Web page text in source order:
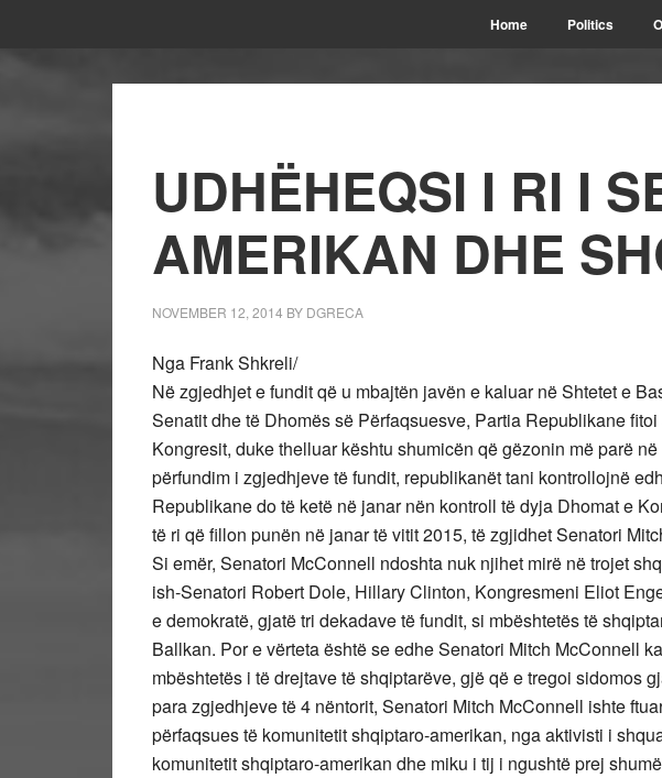
Home Politics
UDHËHEQSI I RI I
AMERIKAN DHE
NOVEMBER 12, 2014 BY DGRECA
Nga Frank Shkreli/
Në zgjedhjet e fundit që u mbajtën javën e kaluar në Shtetet e
Senatit dhe të Dhomës së Përfaqsuesve, Partia Republikane
Kongresit, duke thelluar kështu shumicën që gëzonin më parë
përfundim i zgjedhjeve të fundit, republikanët tani kontrollojnë
Republikane do të ketë në janar nën kontroll të dyja Dhomat e
të ri që fillon punën në janar të vitit 2015, të zgjidhet Senatori
Si emër, Senatori McConnell ndoshta nuk njihet mirë në trojet
ish-Senatori Robert Dole, Hillary Clinton, Kongresmeni Eliot
e demokratë, gjatë tri dekadave të fundit, si mbështetës të
Ballkan. Por e vërteta është se edhe Senatori Mitch McConnell
mbështetës i të drejtave të shqiptarëve, gjë që e tregoi sidomos
para zgjedhjeve të 4 nëntorit, Senatori Mitch McConnell ishte
përfaqsues të komunitetit shqiptaro-amerikan, nga aktivisti i
komunitetit shqiptaro-amerikan dhe miku i tij i ngushtë prej